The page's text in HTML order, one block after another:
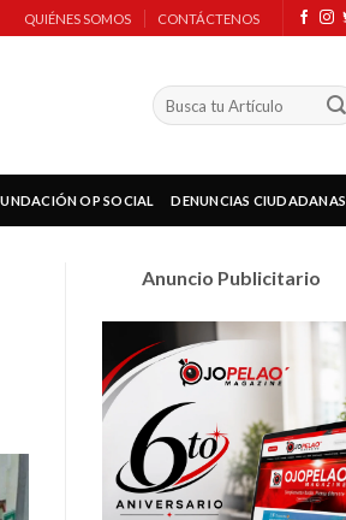
QUIÉNES SOMOS CONTÁCTENOS
OP SOCIAL DENUNCIAS CIUDADANAS
Anuncio Publicitario